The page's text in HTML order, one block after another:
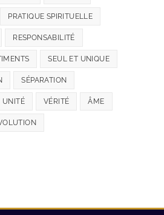
PRATIQUE SPIRITUELLE
RESPONSABILITÉ
SEUL ET UNIQUE
SÉPARATION
UNITÉ VÉRITÉ ÂME